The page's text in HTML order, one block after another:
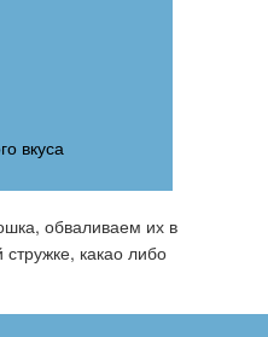
вкуса
обваливаем их в
какао либо